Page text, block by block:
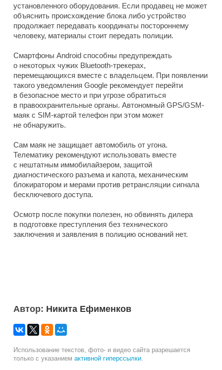
установленного оборудования. Если продавец не может
объяснить происхождение блока либо устройство
продолжает передавать координаты постороннему
человеку, материалы стоит передать полиции.
Смартфоны Android способны предупреждать
о некоторых чужих Bluetooth-трекерах,
перемещающихся вместе с владельцем. При появлении
такого уведомления Google рекомендует перейти
в безопасное место и при угрозе обратиться
в правоохранительные органы. Автономный GPS/GSM-
маяк с SIM-картой телефон при этом может
не обнаружить.
Сам маяк не защищает автомобиль от угона.
Телематику рекомендуют использовать вместе
с нештатным иммобилайзером, защитой
диагностического разъема и капота, механическим
блокиратором и мерами против ретрансляции сигнала
бесключевого доступа.
Осмотр после покупки полезен, но обвинять дилера
в подготовке преступления без технического
заключения и заявления в полицию оснований нет.
Автор: Никита Ефименков
Использование текстов, фото- и видео сайта разрешается
только с указанием активной гиперссылки